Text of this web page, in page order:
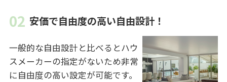
安価で自由度の高い自由設計！
一般的な自由設計と比べるとハウ
スメーカーの指定がないため非常
に自由度の高い設定が可能です。